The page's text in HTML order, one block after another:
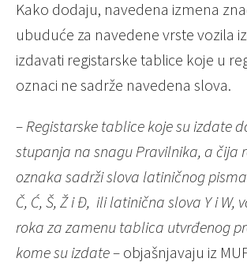
Kako dodaju, navedena izmena
ubuduće za navedene vrste vozila
izdavati registarske tablice koje u
oznaci ne sadrže navedena slova.
– Registarske tablice koje su izdate
stupanja na snagu Pravilnika, a čija
oznaka sadrži slova latiničnog
Č, Ć, Š, Ž i Đ, ili latinična slova Y i W,
roka za zamenu tablica utvrđenog
kome su izdate – objašnjavaju iz